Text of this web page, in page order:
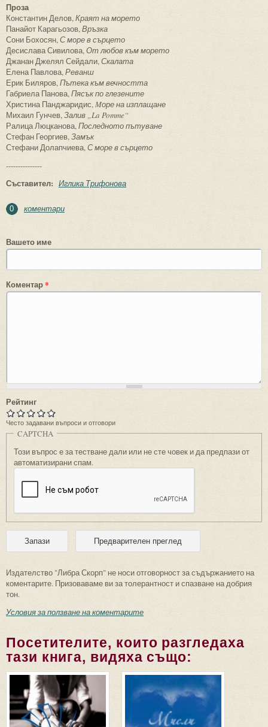
Проза
Константин Делов,Краят на морето
Панайот Карагьозов,Връзка
Сони Бохосян,С море в сърцето
Десислава Сивилова,От любов към морето
Джанан Джелял Сейдали,Скалата
Елена Павлова,Реванш
Ерик Биляров,Пътека към вечността
Габриела Панова,Пясък по глезените
Христина Панджаридис,Mоре на изплащане
Михаил Гунчев,Залив „La Pomme“
Ралица Люцканова,Последното пътуване
Стефан Георгиев,Замък
Стефани Долапчиева,С море в сърцето
---------------
Съставител: Иглика Трифонова
0 коментари
Вашето име
Коментар*
Рейтинг
Често задавани въпроси и отговори
CAPTCHA
Този въпрос е за тестване дали или не сте човек и да предпази от
автоматизирани спам.
Издателство "Либра Скорп" не носи отговорност за съдържанието на
коментарите. Призоваваме ви за толерантност и спазване на добрия
тон.
Условия за ползване на коментарите
Посетителите, които разгледаха
тази книга, видяха също: